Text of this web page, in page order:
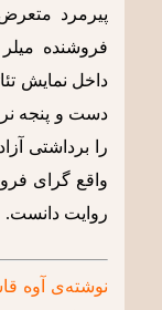
پیرمرد
فروشنده
داخل نمایش
دست و پنجه
را برداشتی
واقع گرای
روایت دانست.
نوشته‌ی آوه